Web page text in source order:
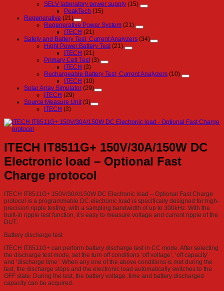
SELV laboratory power supply (15)
PeakTech (15)
Regenerative (21)
Regenerative Power System (21)
ITECH (21)
Safety and Battery Test, Current Analyzers (34)
Hight Power Battery Test (21)
ITECH (21)
Primary Cell Test (3)
ITECH (3)
Rechargeable Battery Test, Current Analyzers (10)
ITECH (10)
Solar Array Simulator (29)
ITECH (29)
Source Measure Unit (3)
ITECH (3)
ITECH IT8511G+ 150V/30A/150W DC
Electronic load – Optional Fast
Charge protocol
ITECH IT8511G+ 150V/30A/150W DC Electronic load – Optional Fast Charge
protocol is a programmable DC electronic load is specifically designed for high-
precision ripple testing, with a sampling bandwidth of up to 300kHz. With the
built-in ripple test function, it’s easy to measure voltage and current ripple of the
DUT.
Battery discharge test
ITECH IT8511G+ can perform battery discharge test in CC mode. After selecting
the discharge test mode, set the turn off conditions ‘off voltage’, ‘off capacity’
and ‘discharge time’. When any one of the above conditions is met during the
test, the discharge stops and the electronic load automatically switches to the
OFF state. During the test, the battery voltage, time and battery discharged
capacity can be acquired.